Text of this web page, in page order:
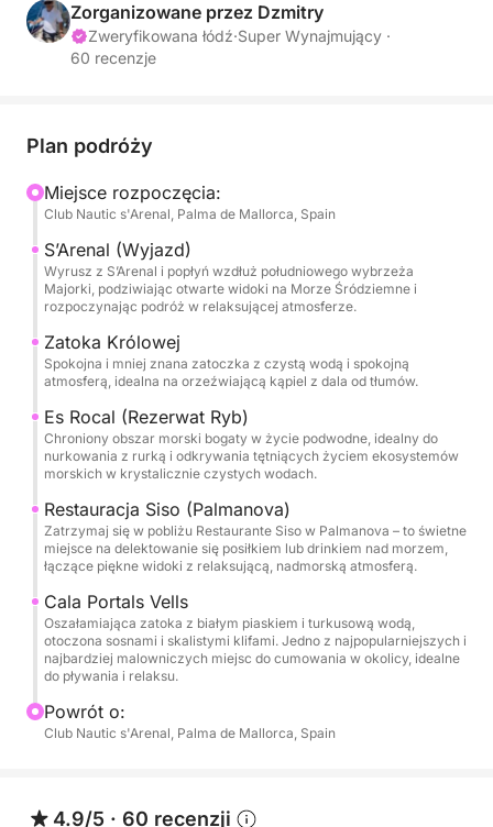
Wyruszając z S’Arenal, dzień rozpoczynasz od
turkusowych wód i spektakularnych widoków na
w krystalicznie czystych zatoczkach, nurkuj pośród
pokładzie, podczas gdy Morze Śródziemne nadaje
ton idealnemu dniu.
W zależności od wybranej trasy możesz zwiedzić
takie miejsca jak Cala Vela, Cala de Reina i
skierować się w stronę kultowej katedry w
Palmanova, kontynuować podróż wzdłuż wybrzeża
do Palmanova i zakotwiczyć w słynnej Cala Portals
Vells. Dla tych, którzy chcą wszystkiego, łączona
trasa oferuje to, co najlepsze z obu światów.
W ciągu dnia będzie czas na pływanie, wiosłowanie,
opalanie się i podziwianie krajobrazów we własnym
tempie, z licznymi postojami w starannie wybranych
zatokach.
To, co wyróżnia to doświadczenie, to dbałość o
szczegóły i przejrzystość – wszystko jest
przygotowane, abyś mógł po prostu przypłynąć i
cieszyć się rejsem. Łódź jest w nienagannym stanie,
Zorganizowane przez Dzmitry
Zweryfikowana łódź·Super Wynajmujący ·
60 recenzje
Plan podróży
Miejsce rozpoczęcia:
Club Nautic s'Arenal, Palma de Mallorca, Spain
S’Arenal (Wyjazd)
Wyrusz z S’Arenal i popłyń wzdłuż południowego wybrzeża
Majorki, podziwiając otwarte widoki na Morze Śródziemne i
rozpoczynając podróż w relaksującej atmosferze.
Zatoka Królowej
Spokojna i mniej znana zatoczka z czystą wodą i spokojną
atmosferą, idealna na orzeźwiającą kąpiel z dala od tłumów.
Es Rocal (Rezerwat Ryb)
Chroniony obszar morski bogaty w życie podwodne, idealny do
nurkowania z rurką i odkrywania tętniących życiem ekosystemów
morskich w krystalicznie czystych wodach.
Restauracja Siso (Palmanova)
Zatrzymaj się w pobliżu Restaurante Siso w Palmanova – to świetne
miejsce na delektowanie się posiłkiem lub drinkiem nad morzem,
łączące piękne widoki z relaksującą, nadmorską atmosferą.
Cala Portals Vells
Oszałamiająca zatoka z białym piaskiem i turkusową wodą,
otoczona sosnami i skalistymi klifami. Jedno z najpopularniejszych i
najbardziej malowniczych miejsc do cumowania w okolicy, idealne
do pływania i relaksu.
Powrót o:
Club Nautic s'Arenal, Palma de Mallorca, Spain
4.9/5 · 60 recenzji